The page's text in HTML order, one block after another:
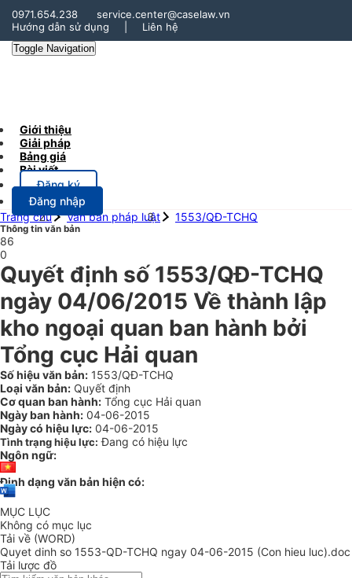
0971.654.238
service.center@caselaw.vn
Hướng dẫn sử dụng
Liên hệ
Toggle Navigation
Giới thiệu
Giải pháp
Bảng giá
Bài viết
Đăng ký
Đăng nhập
Trang chủ
Văn bản pháp luật 1553/QĐ-TCHQ
Thông tin văn bản
86
0
Quyết định số 1553/QĐ-TCHQ
ngày 04/06/2015 Về thành lập
kho ngoại quan ban hành bởi
Tổng cục Hải quan
Số hiệu văn bản: 1553/QĐ-TCHQ
Loại văn bản: Quyết định
Cơ quan ban hành: Tổng cục Hải quan
Ngày ban hành: 04-06-2015
Ngày có hiệu lực: 04-06-2015
Tình trạng hiệu lực: Đang có hiệu lực
Ngôn ngữ:
Định dạng văn bản hiện có:
MỤC LỤC
Không có mục lục
Tải về (WORD)
Quyet dinh so 1553-QD-TCHQ ngay 04-06-2015 (Con hieu luc).doc
Tải lược đồ